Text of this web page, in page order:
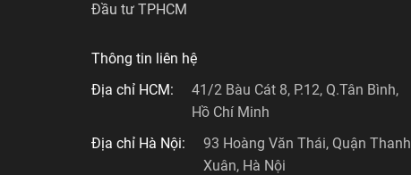
Đầu tư TPHCM
Thông tin liên hệ
Địa chỉ HCM:
41/2 Bàu Cát 8, P.12, Q.Tân Bình,
Hồ Chí Minh
Địa chỉ Hà Nội:
93 Hoàng Văn Thái, Quận Thanh
Xuân, Hà Nội